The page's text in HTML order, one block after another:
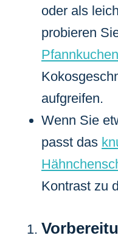
oder als
probieren
Pfannkuchen
aufgreifen.
Wenn Sie
passt das
Kontrast zu